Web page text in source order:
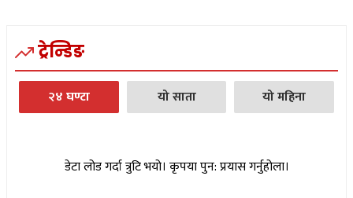
ट्रेन्डिङ
२४ घण्टा यो साता यो महिना
डेटा लोड गर्दा त्रुटि भयो। कृपया पुन: प्रयास गर्नुहोला।